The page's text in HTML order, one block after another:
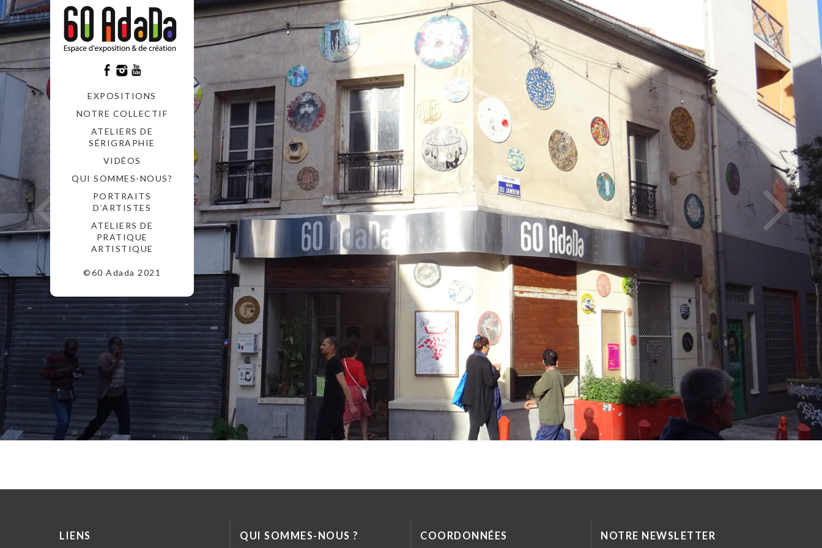
EXPOSITIONS
NOTRE COLLECTIF
ATELIERS DE
SÉRIGRAPHIE
VIDÉOS
QUI SOMMES-NOUS?
PORTRAITS
D’ARTISTES
ATELIERS DE
PRATIQUE
ARTISTIQUE
©60 Adada 2021
LIENS QUI SOMMES-NOUS ? COORDONNÉES NOTRE NEWSLETTER